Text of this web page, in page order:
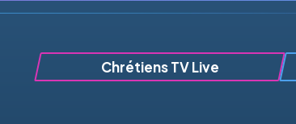
Chrétiens TV Live